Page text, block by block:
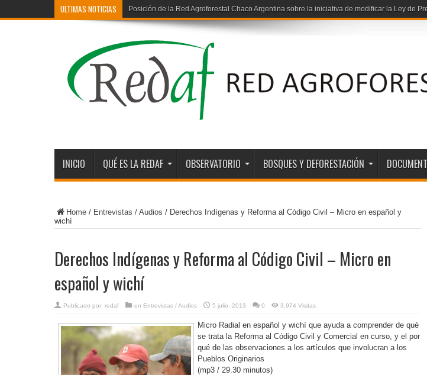
ULTIMAS NOTICIAS Posición de la Red Agroforestal Chaco Argentina sobre la iniciativa de modificar la Ley de
INICIO QUÉ ES LA REDAF OBSERVATORIO BOSQUES Y DEFORESTACIÓN
Home / Entrevistas / Audios / Derechos Indígenas y Reforma al Código Civil – Micro en español y
wichí
Derechos Indígenas y Reforma al Código Civil – Micro en
español y wichí
Publicado por: redaf en Entrevistas / Audios 5 julio, 2013 0 3,974 Visitas
Micro Radial en español y wichí que ayuda a comprender de qué
se trata la Reforma al Código Civil y Comercial en curso, y el por
qué de las observaciones a los artículos que involucran a los
Pueblos Originarios
(mp3 / 29.30 minutos)